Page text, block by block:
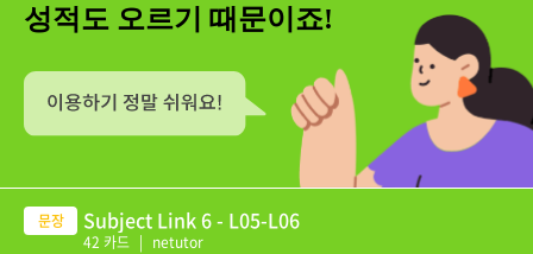
성적도 오르기 때문이죠!
Subject Link 6 - L05-L06
42 카드 | netutor